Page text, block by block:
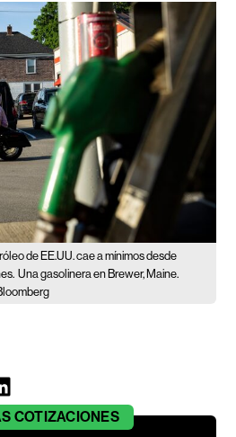
de EE.UU. cae a mínimos desde
Una gasolinera en Brewer, Maine.
COTIZACIONES